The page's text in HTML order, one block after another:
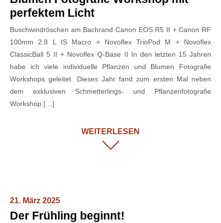
perfektem Licht
Buschwindröschen am Bachrand Canon EOS R5 II + Canon RF
100mm 2.8 L IS Macro + Novoflex TrioPod M + Novoflex
ClassicBall 5 II + Novoflex Q-Base II In den letzten 15 Jahren
habe ich viele individuelle Pflanzen und Blumen Fotografie
Workshops geleitet. Dieses Jahr fand zum ersten Mal neben
dem exklusiven Schmetterlings- und Pflanzenfotografie
Workshop […]
WEITERLESEN
21. März 2025
Der Frühling beginnt!